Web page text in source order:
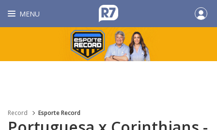
MENU
Record Esporte Record